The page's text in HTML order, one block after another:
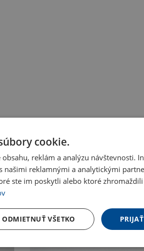
cookie.
reklám a analýzu návštevnosti.
našimi reklamnými a analytickými
ste im poskytli alebo ktoré
ODMIETNUŤ VŠETKO